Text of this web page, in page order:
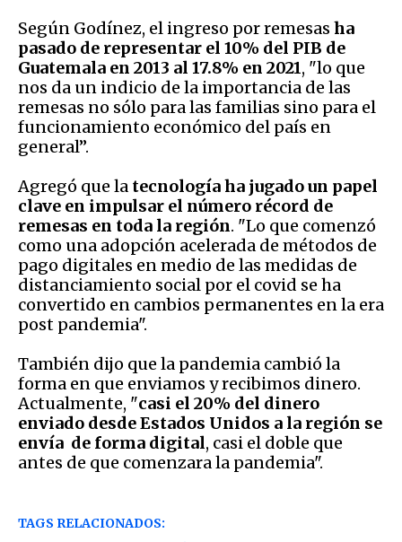
Según Godínez, el ingreso por remesas ha
pasado de representar el 10% del PIB de
Guatemala en 2013 al 17.8% en 2021, "lo que
nos da un indicio de la importancia de las
remesas no sólo para las familias sino para el
funcionamiento económico del país en
general”.
Agregó que la tecnología ha jugado un papel
clave en impulsar el número récord de
remesas en toda la región. "Lo que comenzó
como una adopción acelerada de métodos de
pago digitales en medio de las medidas de
distanciamiento social por el covid se ha
convertido en cambios permanentes en la era
post pandemia".
También dijo que la pandemia cambió la
forma en que enviamos y recibimos dinero.
Actualmente, "casi el 20% del dinero
enviado desde Estados Unidos a la región se
envía de forma digital, casi el doble que
antes de que comenzara la pandemia".
TAGS RELACIONADOS: